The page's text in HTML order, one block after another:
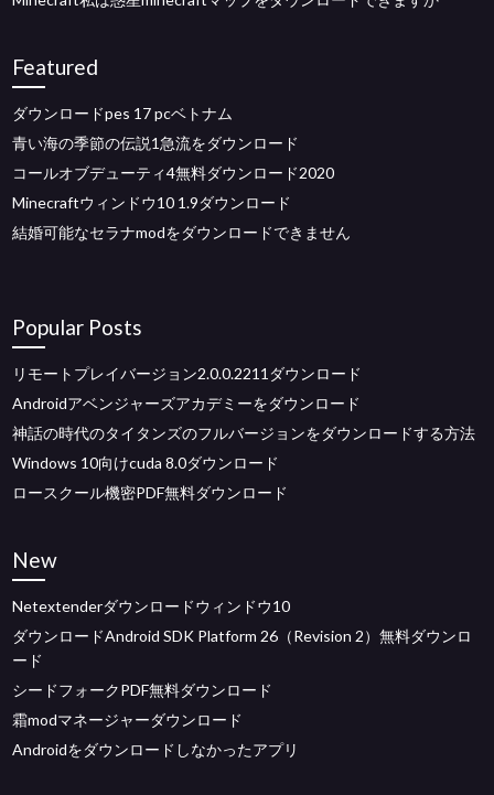
Featured
ダウンロードpes 17 pcベトナム
青い海の季節の伝説1急流をダウンロード
コールオブデューティ4無料ダウンロード2020
Minecraftウィンドウ10 1.9ダウンロード
結婚可能なセラナmodをダウンロードできません
Popular Posts
リモートプレイバージョン2.0.0.2211ダウンロード
Androidアベンジャーズアカデミーをダウンロード
神話の時代のタイタンズのフルバージョンをダウンロードする方法
Windows 10向けcuda 8.0ダウンロード
ロースクール機密PDF無料ダウンロード
New
Netextenderダウンロードウィンドウ10
ダウンロードAndroid SDK Platform 26（Revision 2）無料ダウンロ
ード
シードフォークPDF無料ダウンロード
霜modマネージャーダウンロード
Androidをダウンロードしなかったアプリ